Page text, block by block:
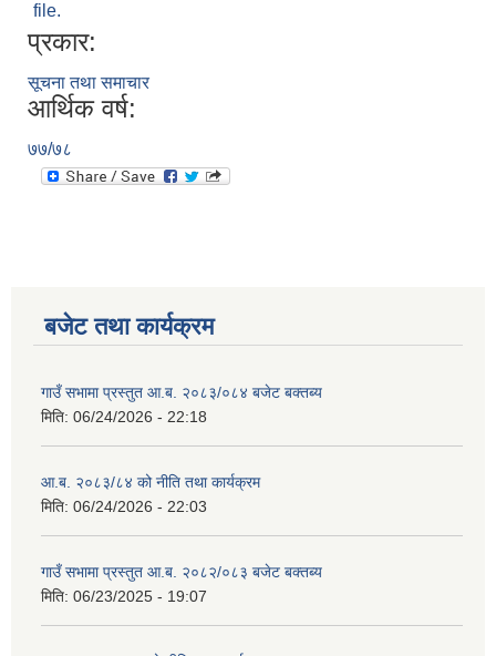
file.
प्रकार:
सूचना तथा समाचार
आर्थिक वर्ष:
७७/७८
बजेट तथा कार्यक्रम
गाउँ सभामा प्रस्तुत आ.ब. २०८३/०८४ बजेट बक्तब्य
मिति: 06/24/2026 - 22:18
आ.ब. २०८३/८४ को नीति तथा कार्यक्रम
मिति: 06/24/2026 - 22:03
गाउँ सभामा प्रस्तुत आ.ब. २०८२/०८३ बजेट बक्तब्य
मिति: 06/23/2025 - 19:07